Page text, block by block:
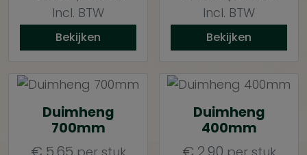
Incl. BTW
Bekijken
Incl. BTW
Bekijken
Duimheng
700mm
Duimheng
400mm